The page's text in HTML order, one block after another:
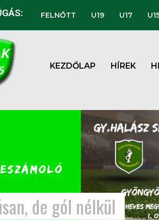
FELNŐTT U19 U17
KEZDŐLAP HÍREK
de gól nélkül